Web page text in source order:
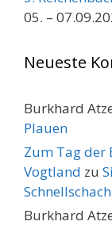
05. –
Neueste
Burkhard
Plauen
Zum Tag der
Vogtland zu
Burkhard